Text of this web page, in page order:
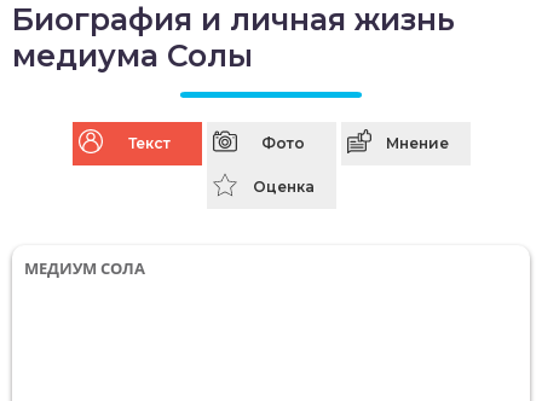
Биография и личная жизнь
медиума Солы
Текст Фото Мнение
Оценка
МЕДИУМ СОЛА